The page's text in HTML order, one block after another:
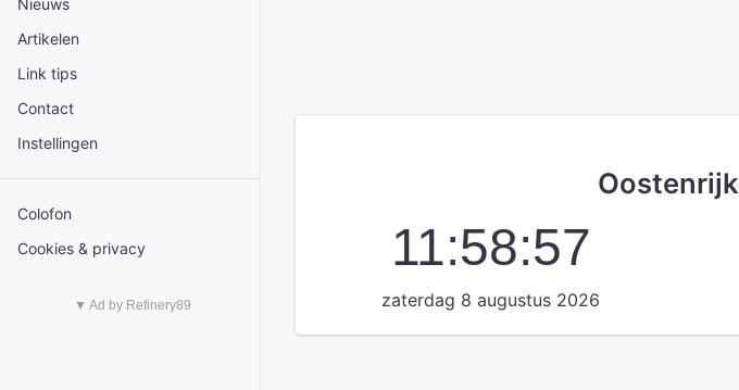
Nieuws
Artikelen
Link tips
Contact
Instellingen
Colofon
Cookies & privacy
▼ Ad by Refinery89
Oostenrijk
11:58:58
zaterdag 8 augustus 2026